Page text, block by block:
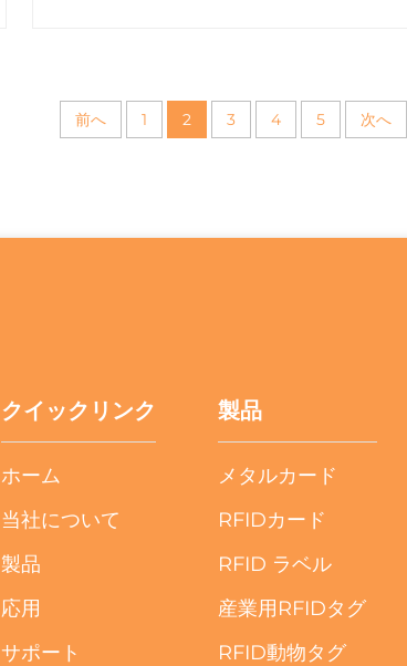
前へ 1 2 3 4 5 次へ
クイックリンク
ホーム
当社について
製品
応用
サポート
製品
メタルカード
RFIDカード
RFID ラベル
産業用RFIDタグ
RFID動物タグ